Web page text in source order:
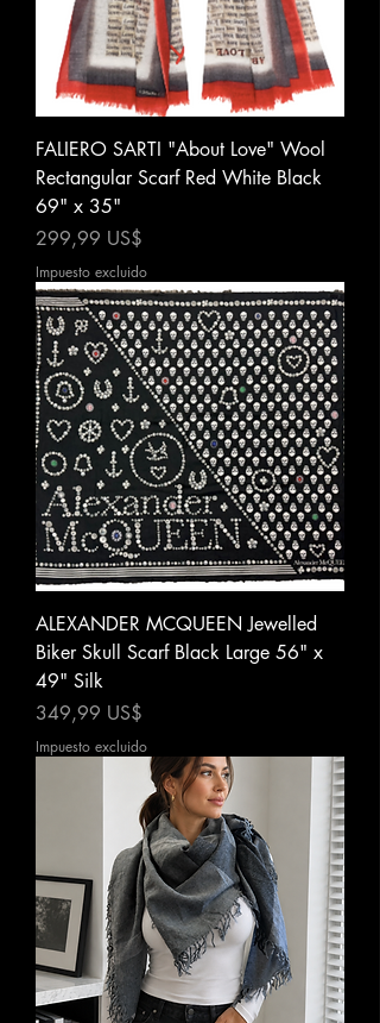
FALIERO SARTI "About Love" Wool
Rectangular Scarf Red White Black
69" x 35"
Precio
299,99 US$
Impuesto excluido
ALEXANDER MCQUEEN Jewelled
Biker Skull Scarf Black Large 56" x
49" Silk
Precio
349,99 US$
Impuesto excluido